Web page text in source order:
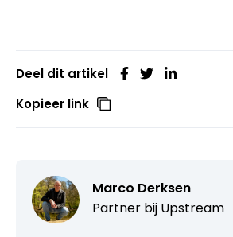
Deel dit artikel
Kopieer link
Marco Derksen
Partner bij Upstream